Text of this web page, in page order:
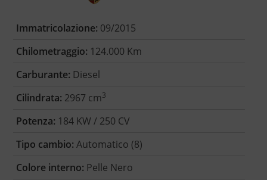
Immatricolazione: 09/2015
Chilometraggio: 124.000 Km
Carburante: Diesel
Cilindrata: 2967 cm3
Potenza: 184 KW / 250 CV
Tipo cambio: Automatico (8)
Colore interno: Pelle Nero